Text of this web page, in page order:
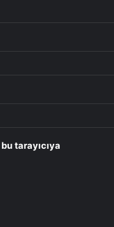
tarayıcıya